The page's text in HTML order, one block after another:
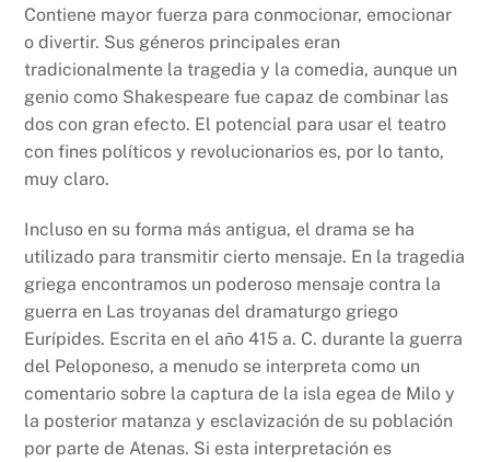
Contiene mayor fuerza para conmocionar, emocionar
o divertir. Sus géneros principales eran
tradicionalmente la tragedia y la comedia, aunque un
genio como Shakespeare fue capaz de combinar las
dos con gran efecto. El potencial para usar el teatro
con fines políticos y revolucionarios es, por lo tanto,
muy claro.
Incluso en su forma más antigua, el drama se ha
utilizado para transmitir cierto mensaje. En la tragedia
griega encontramos un poderoso mensaje contra la
guerra en Las troyanas del dramaturgo griego
Eurípides. Escrita en el año 415 a. C. durante la guerra
del Peloponeso, a menudo se interpreta como un
comentario sobre la captura de la isla egea de Milo y
la posterior matanza y esclavización de su población
por parte de Atenas. Si esta interpretación es